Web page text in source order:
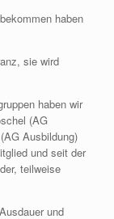
haben
sie wird
haben wir
(AG
Ausbildung)
und seit der
teilweise
und